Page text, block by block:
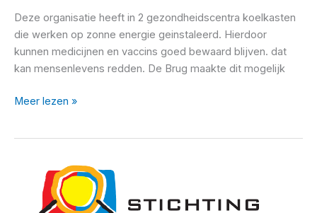
Deze organisatie heeft in 2 gezondheidscentra koelkasten
die werken op zonne energie geinstaleerd. Hierdoor
kunnen medicijnen en vaccins goed bewaard blijven. dat
kan mensenlevens redden. De Brug maakte dit mogelijk
Solar
Meer lezen »